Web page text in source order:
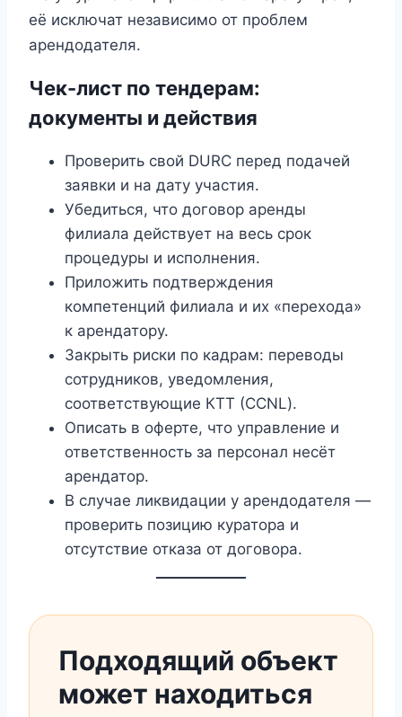
её исключат независимо от проблем
арендодателя.
Чек-лист по тендерам:
документы и действия
Проверить свой DURC перед подачей
заявки и на дату участия.
Убедиться, что договор аренды
филиала действует на весь срок
процедуры и исполнения.
Приложить подтверждения
компетенций филиала и их «перехода»
к арендатору.
Закрыть риски по кадрам: переводы
сотрудников, уведомления,
соответствующие КТТ (CCNL).
Описать в оферте, что управление и
ответственность за персонал несёт
арендатор.
В случае ликвидации у арендодателя —
проверить позицию куратора и
отсутствие отказа от договора.
Подходящий объект
может находиться